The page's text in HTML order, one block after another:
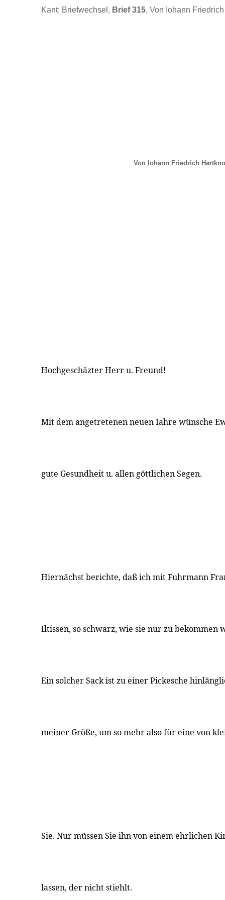
Kant: Briefwechsel, Brief 315, Von Iohann
Von Iohann Friedrich
Hochgeschäzter Herr u. Freund!
Mit dem angetretenen neuen Iahre wünsche
gute Gesundheit u. allen göttlichen Segen.
Hiernächst berichte, daß ich mit Fuhrmann
Iltissen, so schwarz, wie sie nur zu bekommen
Ein solcher Sack ist zu einer Pickesche
meiner Größe, um so mehr also für eine von
Sie. Nur müssen Sie ihn von einem ehrlichen
lassen, der nicht stiehlt.